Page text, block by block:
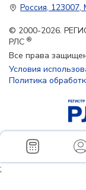
Россия, 123007,
© 2000-2026.
РЛС ®
Все права
Условия
Политика
;